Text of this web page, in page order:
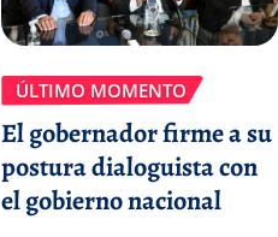
ÚLTIMO MOMENTO
El gobernador firme a su
postura dialoguista con
el gobierno nacional